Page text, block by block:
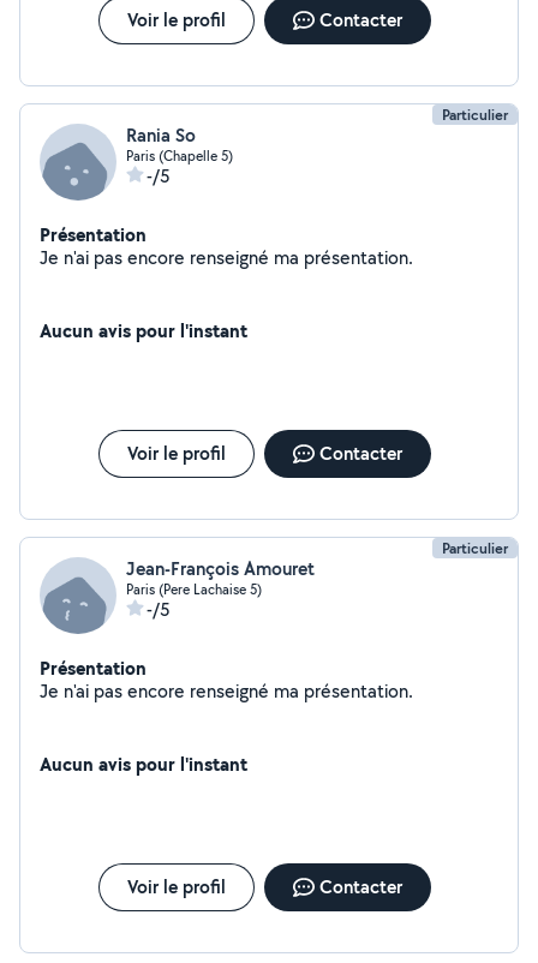
Voir le profil Contacter
Particulier
Rania So
Paris (Chapelle 5)
-/5
Présentation
Je n'ai pas encore renseigné ma présentation.
Aucun avis pour l'instant
Voir le profil Contacter
Particulier
Jean-François Amouret
Paris (Pere Lachaise 5)
-/5
Présentation
Je n'ai pas encore renseigné ma présentation.
Aucun avis pour l'instant
Voir le profil Contacter